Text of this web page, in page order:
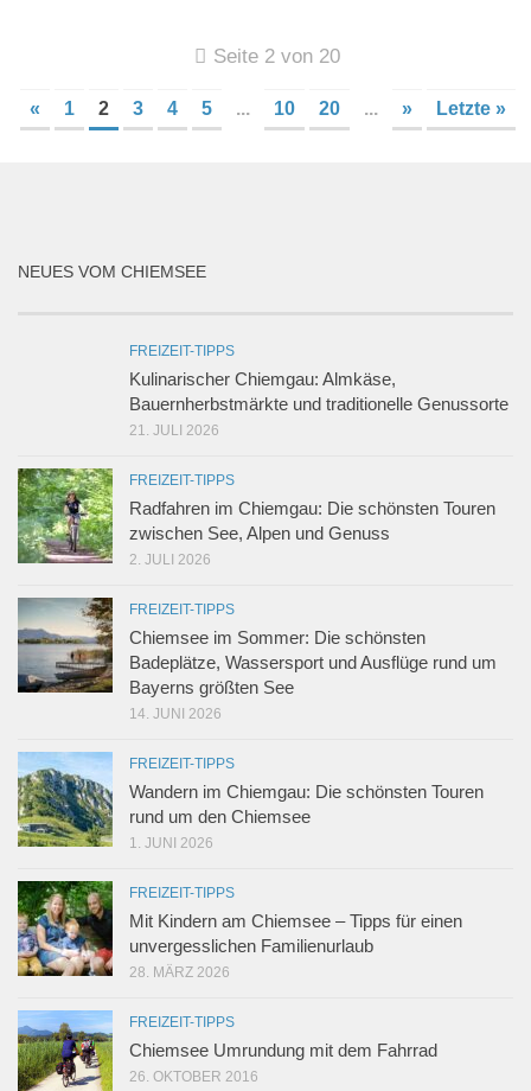
Seite 2 von 20
« 1 2 3 4 5 ... 10 20 ... » Letzte »
NEUES VOM CHIEMSEE
FREIZEIT-TIPPS
Kulinarischer Chiemgau: Almkäse,
Bauernherbstmärkte und traditionelle Genussorte
21. JULI 2026
FREIZEIT-TIPPS
Radfahren im Chiemgau: Die schönsten Touren
zwischen See, Alpen und Genuss
2. JULI 2026
FREIZEIT-TIPPS
Chiemsee im Sommer: Die schönsten
Badeplätze, Wassersport und Ausflüge rund um
Bayerns größten See
14. JUNI 2026
FREIZEIT-TIPPS
Wandern im Chiemgau: Die schönsten Touren
rund um den Chiemsee
1. JUNI 2026
FREIZEIT-TIPPS
Mit Kindern am Chiemsee – Tipps für einen
unvergesslichen Familienurlaub
28. MÄRZ 2026
FREIZEIT-TIPPS
Chiemsee Umrundung mit dem Fahrrad
26. OKTOBER 2016